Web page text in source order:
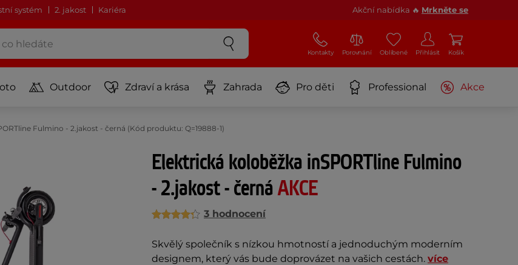
systém 2. jakost Kariéra Akční nabídka 🔥 Mrkněte se
Kontakty Porovnání Oblíbené Přihlásit Košík
Outdoor Zdraví a krása Zahrada Pro děti Professional Akce
Fulmino - 2.jakost - černá (Kód produktu: Q=19888-1)
Elektrická koloběžka inSPORTline Fulmino
- 2.jakost - černáAKCE
3 hodnocení
Skvělý společník s nízkou hmotností a jednoduchým moderním
designem, který vás bude doprovázet na vašich cestách. více